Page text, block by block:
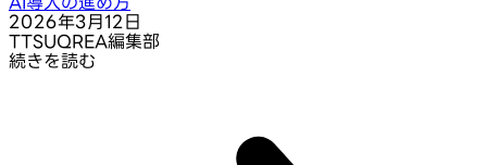
2026年3月12日
TTSUQREA編集部
続きを読む